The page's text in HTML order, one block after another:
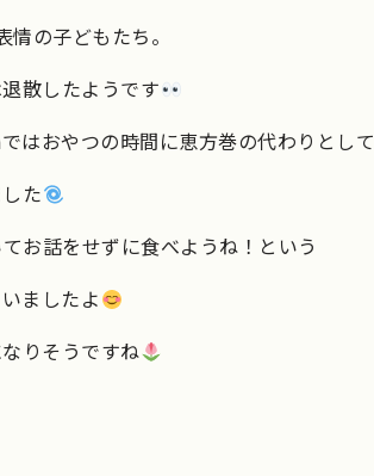
の子どもたち。
散したようです
はおやつの時間に恵方巻の代わりとして
た
お話をせずに食べようね！という
ましたよ
りそうですね